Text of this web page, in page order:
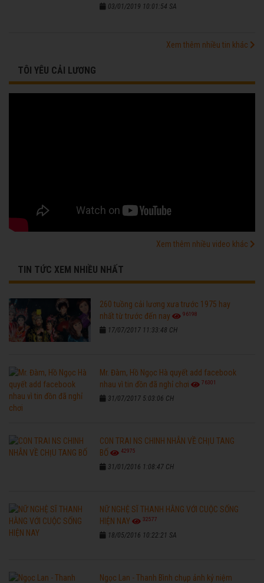
03/01/2019 10:01:54 SA
Xem thêm nhiều tin khác
TÔI YÊU CẢI LƯƠNG
Xem thêm nhiều video khác
TIN TỨC XEM NHIỀU NHẤT
260 tuồng cải lương xưa trước 1975 hay
nhất từ trước đến nay
96198
17/07/2017 11:33:48 CH
Mr. Đàm, Hồ Ngọc Hà quyết add facebook
nhau vì tin đồn đã nghỉ chơi
76301
31/07/2017 5:03:06 CH
CON TRAI NS CHINH NHẪN VỀ CHỊU TANG
BỐ
42975
31/01/2016 1:08:47 CH
NỮ NGHỆ SĨ THANH HẰNG VỚI CUỘC SỐNG
HIỆN NAY
32577
18/05/2016 10:22:21 SA
Ngọc Lan - Thanh Bình chụp ảnh kỷ niệm